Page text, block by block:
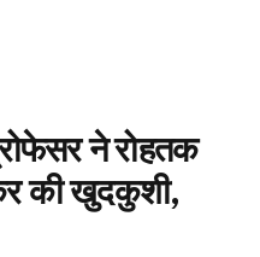
ने रोहतक
की खुदकुशी,